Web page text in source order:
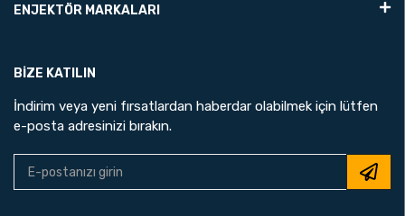
ENJEKTÖR MARKALARI
BIZE KATILIN
İndirim veya yeni fırsatlardan haberdar olabilmek için lütfen
e-posta adresinizi bırakın.